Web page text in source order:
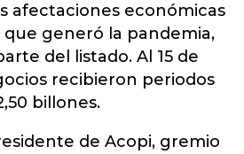
afectaciones económicas
generó la pandemia,
del listado. Al 15 de
recibieron periodos
billones.
de Acopi, gremio